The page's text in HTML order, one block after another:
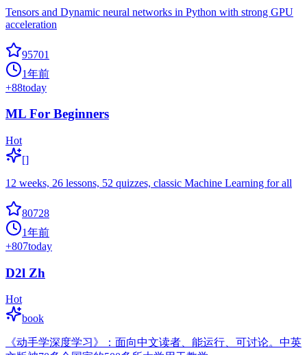
Tensors and Dynamic neural networks in Python with strong GPU
acceleration
95701
1年前
+88today
ML For Beginners
Hot
[]
12 weeks, 26 lessons, 52 quizzes, classic Machine Learning for all
80728
1年前
+807today
D2l Zh
Hot
book
《动手学深度学习》：面向中文读者、能运行、可讨论。中英